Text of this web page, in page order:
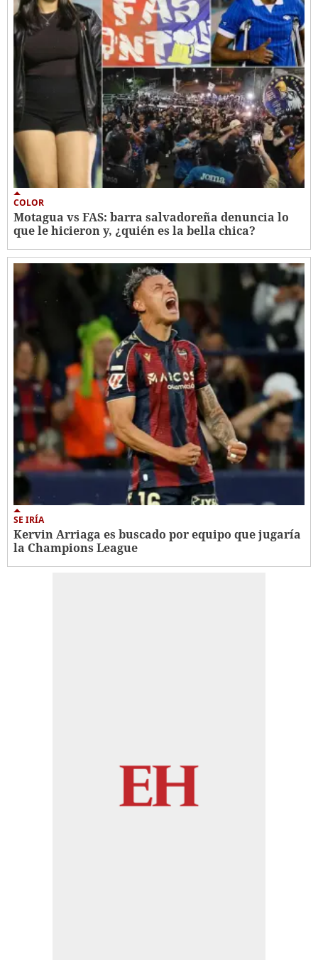
COLOR
Motagua vs FAS: barra salvadoreña denuncia lo
que le hicieron y, ¿quién es la bella chica?
SE IRÍA
Kervin Arriaga es buscado por equipo que jugaría
la Champions League